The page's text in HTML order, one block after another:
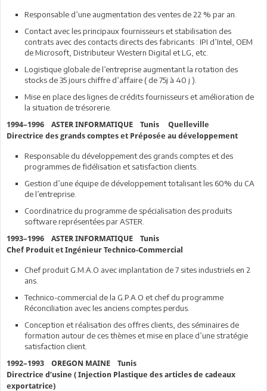
Responsable d’une augmentation des ventes de 22 % par an.
Contact avec les principaux fournisseurs et stabilisation des
contrats avec des contacts directs des fabricants : IPI d’Intel, OEM
de Microsoft, Distributeur Western Digital et LG, etc.
Logistique globale de l’entreprise augmentant la rotation des
stocks de 35 jours chiffre d’affaire ( de 75j à 40 j ).
Mise en place des lignes de crédits fournisseurs et amélioration de
la situation de trésorerie.
1994–1996 ASTER INFORMATIQUE Tunis Quelleville
Directrice des grands comptes et Préposée au développement
Responsable du développement des grands comptes et des
programmes de fidélisation et satisfaction clients.
Gestion d’une équipe de développement totalisant les 60% du CA
de l’entreprise.
Coordinatrice du programme de spécialisation des produits
software représentées par ASTER.
1993–1996 ASTER INFORMATIQUE Tunis
Chef Produit et Ingénieur Technico-Commercial
Chef produit G.M.A.O avec implantation de 7 sites industriels en 2
ans.
Technico-commercial de la G.P.A.O et chef du programme
Réconciliation avec les anciens comptes perdus.
Conception et réalisation des offres clients, des séminaires de
formation autour de ces thèmes et mise en place d’une stratégie
satisfaction client.
1992–1993 OREGON MAINE Tunis
Directrice d’usine ( Injection Plastique des articles de cadeaux
exportatrice)